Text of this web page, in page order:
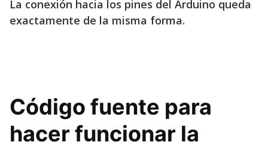
La conexión hacia los pines del Arduino queda
exactamente de la misma forma.
Código fuente para
hacer funcionar la